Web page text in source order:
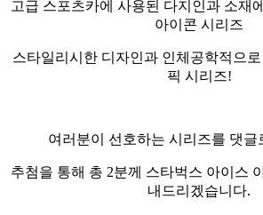
고급 스포츠카에 사용된 다지인과 소재
아이콘 시리즈
스타일리시한 디자인과 인체공학적으
픽 시리즈!
여러분이 선호하는 시리즈를 댓글
추첨을 통해 총 2분께 스타벅스 아이스
내드리겠습니다.